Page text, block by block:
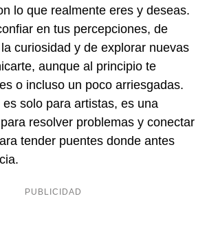
lo que realmente eres y deseas.
en tus percepciones, de
curiosidad y de explorar nuevas
aunque al principio te
o incluso un poco arriesgadas.
solo para artistas, es una
resolver problemas y conectar
tender puentes donde antes